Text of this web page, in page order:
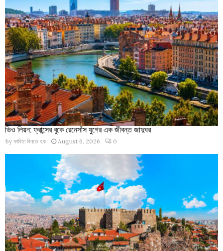
ভিও লিয়ন: ফ্রান্সের বুকে রেনেসাঁস যুগের এক জীবন্ত জাদুঘর
by ফাবিহা বিনতে হক August 6, 2026 0